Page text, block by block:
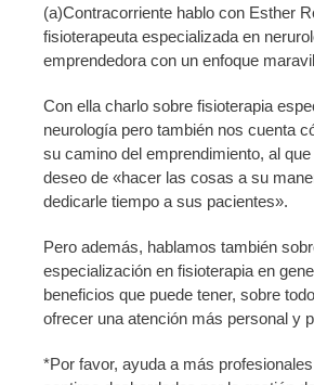
(a)Contracorriente hablo con Esther
fisioterapeuta especializada en
emprendedora con un enfoque
Con ella charlo sobre fisioterapia
neurología pero también nos cuenta
su camino del emprendimiento, al
deseo de «hacer las cosas a su
dedicarle tiempo a sus pacientes».
Pero además, hablamos también
especialización en fisioterapia en
beneficios que puede tener, sobre
ofrecer una atención más personal y
*Por favor, ayuda a más